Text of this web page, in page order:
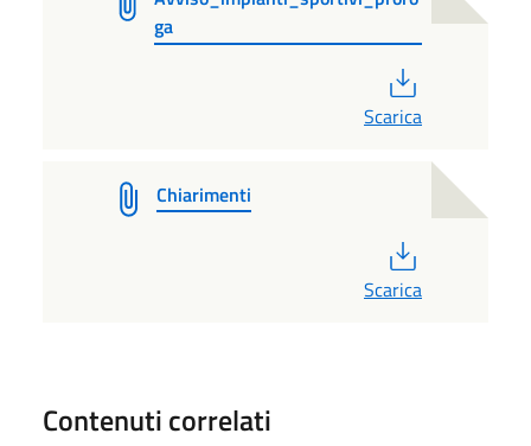
ga
Scarica
Chiarimenti
Scarica
Contenuti correlati